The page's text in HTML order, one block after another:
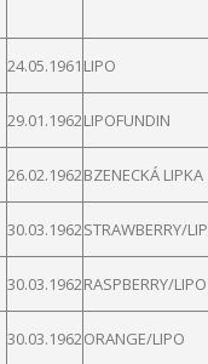
24.05.1961 LIPO
29.01.1962LIPOFUNDIN
26.02.1962BZENECKÁ LIPKA
30.03.1962STRAWBERRY/
30.03.1962RASPBERRY/LIPO
30.03.1962ORANGE/LIPO